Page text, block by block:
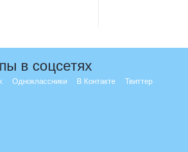
в соцсетях
Одноклассники В Контакте
Твиттер